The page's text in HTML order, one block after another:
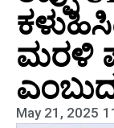
ಮರಳಿ
May 21, 2025